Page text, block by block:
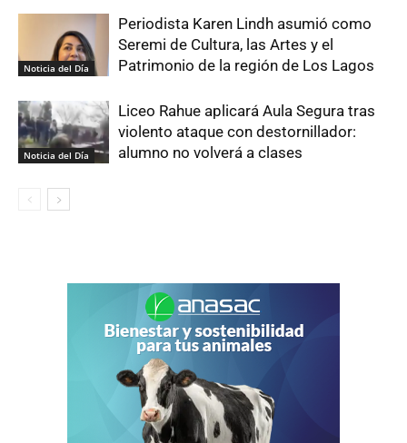
Noticia del Día
Periodista Karen Lindh asumió como
Seremi de Cultura, las Artes y el
Patrimonio de la región de Los Lagos
Noticia del Día
Liceo Rahue aplicará Aula Segura tras
violento ataque con destornillador:
alumno no volverá a clases